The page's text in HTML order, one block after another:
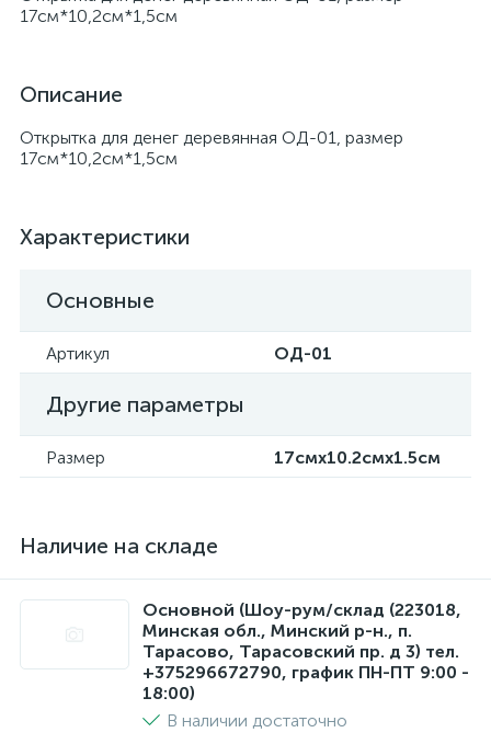
17см*10,2см*1,5см
Описание
Открытка для денег деревянная ОД-01, размер
17см*10,2см*1,5см
Характеристики
Основные
Артикул ОД-01
Другие параметры
Размер 17смx10.2смx1.5см
Наличие на складе
Основной (Шоу-рум/склад (223018,
Минская обл., Минский р-н., п.
Тарасово, Тарасовский пр. д 3) тел.
+375296672790, график ПН-ПТ 9:00 -
18:00)
В наличии достаточно